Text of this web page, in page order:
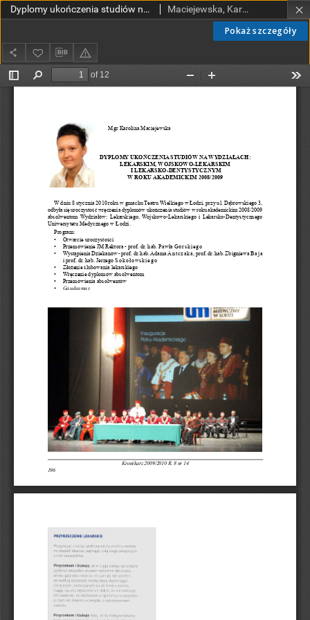
Pokaż szczegóły
Dyplomy ukończenia studiów na Wydziałach: Lekarskim, Wojskowo-Lekarskim i Lekarsko-Dentystycznym w roku akademickim 2008/2009 Maciejewska, Karolina